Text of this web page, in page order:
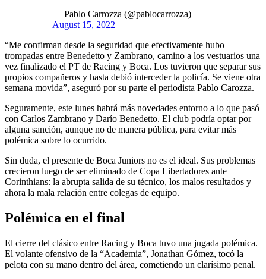
— Pablo Carrozza (@pablocarrozza)
August 15, 2022
“Me confirman desde la seguridad que efectivamente hubo
trompadas entre Benedetto y Zambrano, camino a los vestuarios una
vez finalizado el PT de Racing y Boca. Los tuvieron que separar sus
propios compañeros y hasta debió interceder la policía. Se viene otra
semana movida”, aseguró por su parte el periodista Pablo Carozza.
Seguramente, este lunes habrá más novedades entorno a lo que pasó
con Carlos Zambrano y Darío Benedetto. El club podría optar por
alguna sanción, aunque no de manera pública, para evitar más
polémica sobre lo ocurrido.
Sin duda, el presente de Boca Juniors no es el ideal. Sus problemas
crecieron luego de ser eliminado de Copa Libertadores ante
Corinthians: la abrupta salida de su técnico, los malos resultados y
ahora la mala relación entre colegas de equipo.
Polémica en el final
El cierre del clásico entre Racing y Boca tuvo una jugada polémica.
El volante ofensivo de la “Academia”, Jonathan Gómez, tocó la
pelota con su mano dentro del área, cometiendo un clarísimo penal.